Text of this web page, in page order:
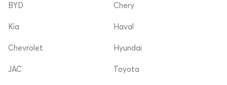
BYD
Kia
Chevrolet
Chery
Haval
Hyundai
JAC Toyota